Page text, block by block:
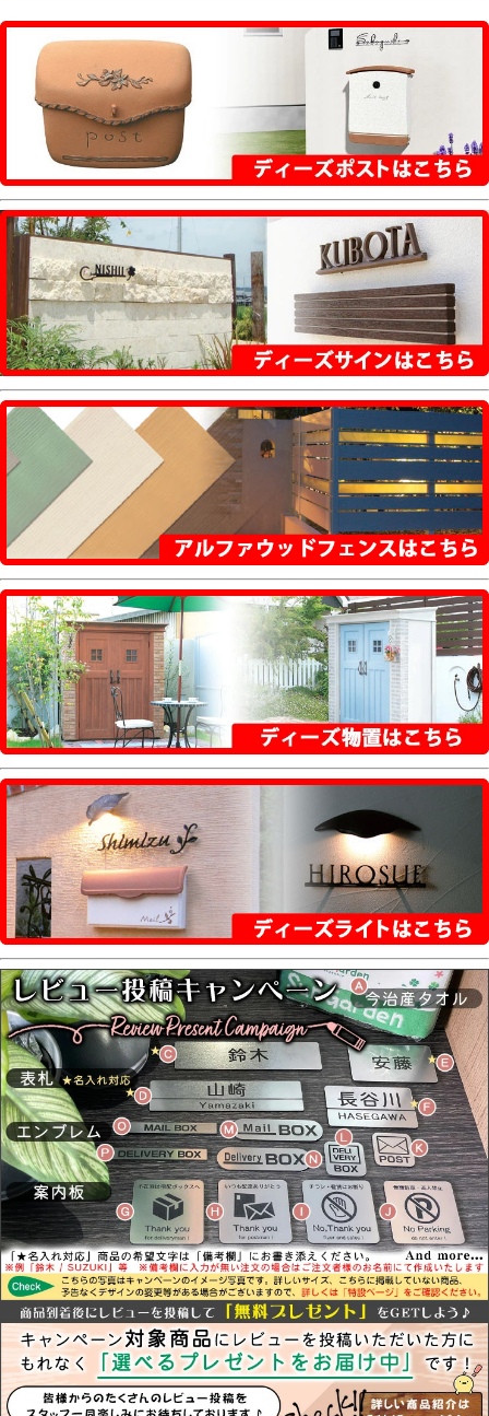
イン・ファン セイル・ディーポスト・フィール
II・ノーラン・マカロン・ミルク・カヌレ・テ
ディ・メリィ・アルコ・ポスタ プラスII
【セキスイデザインワークス】
Bobi（ボビ）・BonBobi（ボンボビ）・
BobiCargo（ボビカーゴ）・bobiround（ボ
ビラウンド）・メリピラリ・Moominbobi（ム
ーミンボビ）・オスロ・ノボックス・ティンブ
ク・ボン・キョウト・シェルプール・トウキョ
ウ・ベガス・ディープノブロック・マックスノ
ブロック・メンフィス・ビバリー・ダニング・
エリカデザインライン・フラボックス・レター
ボックスマン
【パナソニック エクステリア】
サインポスト・小包ポスト パケモ-UF・フェイ
サス-NFR・フェイサス-FF・フェイサス-VL・
フェイサス-int・ユニサス・ユーロバッグ・BM
型・EM型・KC型・BS型・クリアス-FF・テセ
ライト
【四国化成】
アルメール WF型・DA型・DF型・DUAL型・
UT型・UH型・HA型・HS型・UC型・KC型・
KH型・KF型